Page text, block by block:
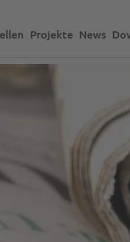
Projekte News